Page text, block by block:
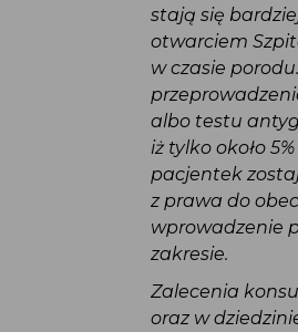
stają się
otwarciem
w czasie
albo testu
iż tylko około
pacjentek
z prawa do
wprowadzenie
zakresie.
Zalecenia
oraz w